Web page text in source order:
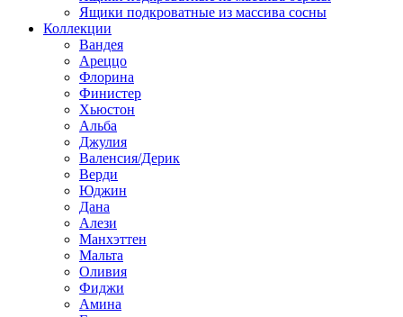
Ящики подкроватные из массива сосны
Коллекции
Вандея
Ареццо
Флорина
Финистер
Хьюстон
Альба
Джулия
Валенсия/Дерик
Верди
Юджин
Дана
Алези
Манхэттен
Мальта
Оливия
Фиджи
Амина